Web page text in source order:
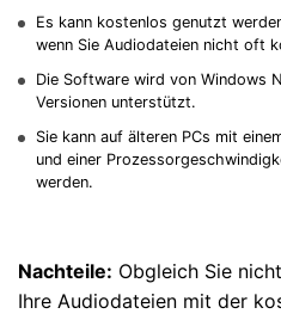
Es kann kostenlos genutzt
wenn Sie Audiodateien nicht oft
Die Software wird von Windows
Versionen unterstützt.
Sie kann auf älteren PCs mit
und einer
werden.
Nachteile: Obgleich Sie
Ihre Audiodateien mit der